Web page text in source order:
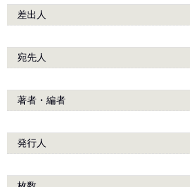
差出人
宛先人
著者・編者
発行人